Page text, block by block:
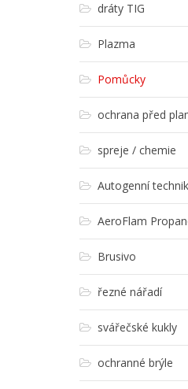
dráty TIG
Plazma
Pomůcky
ochrana před
spreje / chemie
Autogenní
AeroFlam
Brusivo
řezné nářadí
svářečské kukly
ochranné brýle